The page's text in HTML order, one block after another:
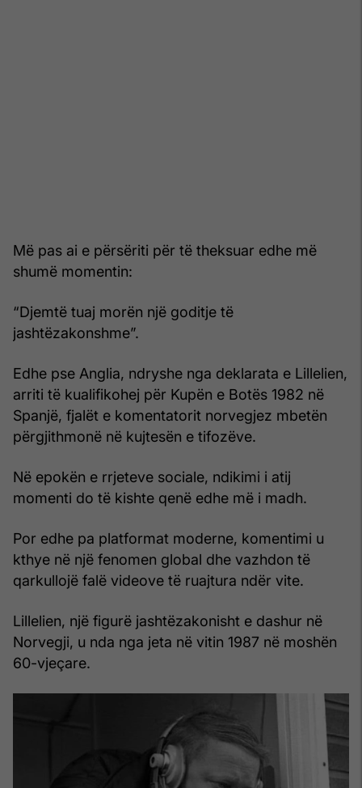
Më pas ai e përsëriti për të theksuar edhe më
shumë momentin:
“Djemtë tuaj morën një goditje të
jashtëzakonshme”.
Edhe pse Anglia, ndryshe nga deklarata e Lillelien,
arriti të kualifikohej për Kupën e Botës 1982 në
Spanjë, fjalët e komentatorit norvegjez mbetën
përgjithmonë në kujtesën e tifozëve.
Në epokën e rrjeteve sociale, ndikimi i atij
momenti do të kishte qenë edhe më i madh.
Por edhe pa platformat moderne, komentimi u
kthye në një fenomen global dhe vazhdon të
qarkullojë falë videove të ruajtura ndër vite.
Lillelien, një figurë jashtëzakonisht e dashur në
Norvegji, u nda nga jeta në vitin 1987 në moshën
60-vjeçare.